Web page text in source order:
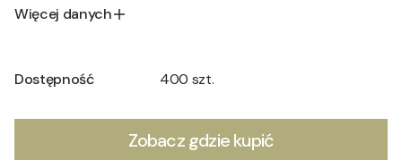
Więcej danych
Dostępność 400 szt.
Zobacz gdzie kupić